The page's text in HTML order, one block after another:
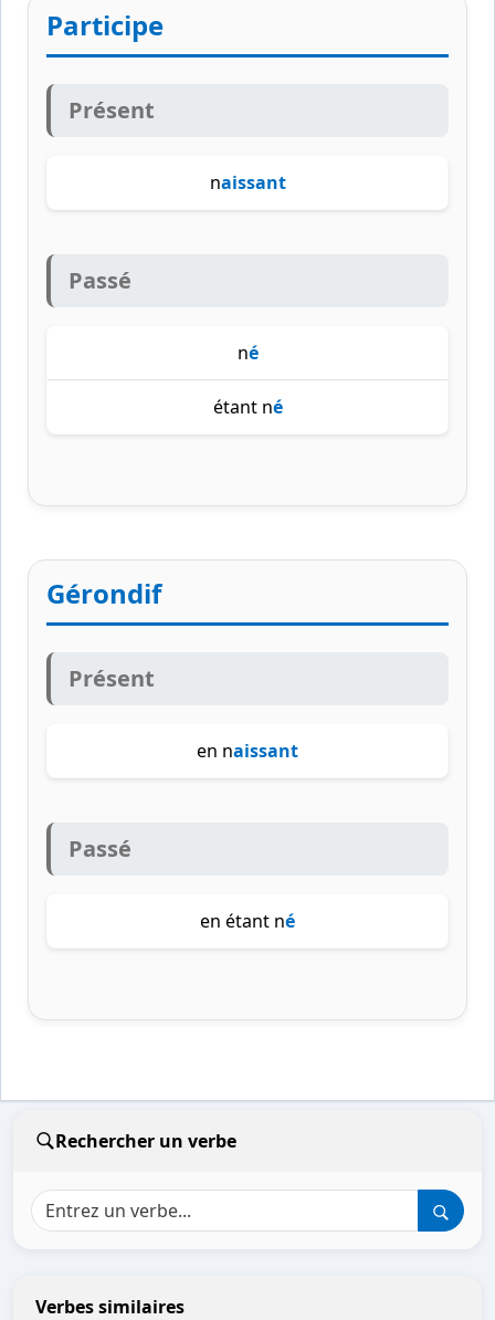
Participe
Présent
naissant
Passé
né
étant né
Gérondif
Présent
en naissant
Passé
en étant né
Rechercher un verbe
Verbes similaires